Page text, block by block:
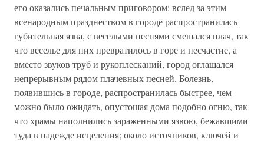
его оказались печальным приговором: вслед за этим
всенародным празднеством в городе распространилась
губительная язва, с веселыми песнями смешался плач, так
что веселье для них превратилось в горе и несчастие, а
вместо звуков труб и рукоплесканий, город оглашался
непрерывным рядом плачевных песней. Болезнь,
появившись в городе, распространилась быстрее, чем
можно было ожидать, опустошая дома подобно огню, так
что храмы наполнились зараженными язвою, бежавшими
туда в надежде исцеления; около источников, ключей и